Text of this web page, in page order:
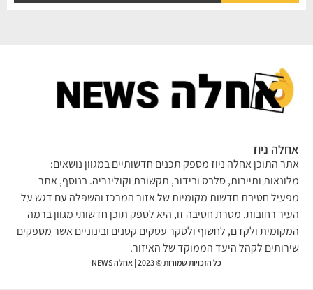
אחלה ניוז
אתר התוכן אחלה ניוז מספק תכנים חדשותיים במגוון נושאים:
מלונאות ותיירות, סלבס ובידור, תקשורת וקולינריה. בנוסף, אתר
מפעיל חטיבת חדשות מקומיות של אזור המרכז והשפלה עם דגש על
העיר רחובות. מטרת חטיבה זו, היא לספק תוכן חדשותי מגוון ברמה
המקומית ולקדם, לחשוף ולסקר עסקים קטנים ובינוניים אשר מספקים
שירותים לקהל היעד הממוקד של האיזור.
כל הזכויות שמורות © 2023 | אחלה NEWS